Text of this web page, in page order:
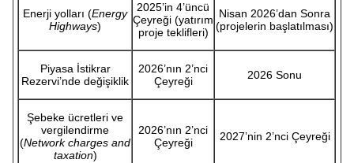
Enerji yolları (Energy
Highways)
2025’in 4’üncü
Çeyreği (yatırım
proje teklifleri)
Nisan 2026’dan Sonra
(projelerin başlatılması)
Piyasa İstikrar
Rezervi’nde değişiklik
2026’nın 2’nci
Çeyreği
2026 Sonu
Şebeke ücretleri ve
vergilendirme
(Network charges and
taxation)
2026’nın 2’nci
Çeyreği
2027’nin 2’nci Çeyreği